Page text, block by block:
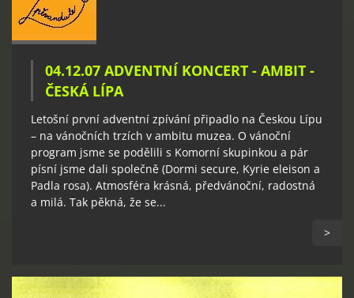
04.12.07 ADVENTNÍ KONCERT - AMBIT -
ČESKÁ LÍPA
Letošní první adventní zpívání připadlo na Českou Lípu
– na vánočních trzích v ambitu muzea. O vánoční
program jsme se podělili s Komorní skupinkou a pár
písní jsme dali společně (Dormi secure, Kyrie eleison a
Padla rosa). Atmosféra krásná, předvánoční, radostná
a milá. Tak pěkná, že se...
>